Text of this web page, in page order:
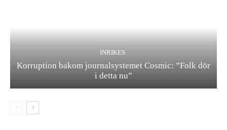
INRIKES
Korruption bakom journalsystemet Cosmic: ”Folk dör
i detta nu”